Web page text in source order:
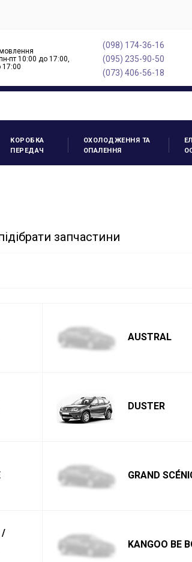
пт 10:00 до 17:00,
17:00
(098) 174-36-16
(095) 235-90-50
(073) 406-56-18
КОРОБКА
ПЕРЕДАЧ
ОХОЛОДЖЕННЯ ТА
ОПАЛЕННЯ
запчастини
AUSTRAL
DUSTER
GRAND
/
KANGOO BE